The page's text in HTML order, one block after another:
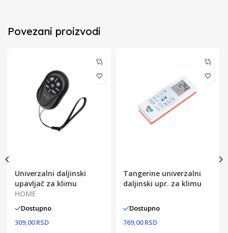
Povezani proizvodi
Univerzalni daljinski
upavljač za klimu
HOME
Dostupno
309,00 RSD
Tangerine univerzalni
daljinski upr. za klimu
Dostupno
769,00 RSD